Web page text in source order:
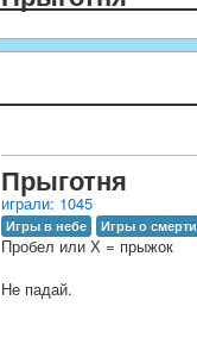
Прыготня
играли: 1045
Игры в небе Игры о смерти
Пробел или Х = прыжок
Не падай.